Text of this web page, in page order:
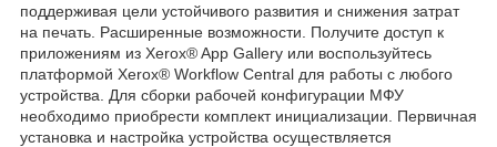
поддерживая цели устойчивого развития и снижения затрат
на печать. Расширенные возможности. Получите доступ к
приложениям из Xerox® App Gallery или воспользуйтесь
платформой Xerox® Workflow Central для работы с любого
устройства. Для сборки рабочей конфигурации МФУ
необходимо приобрести комплект инициализации. Первичная
установка и настройка устройства осуществляется